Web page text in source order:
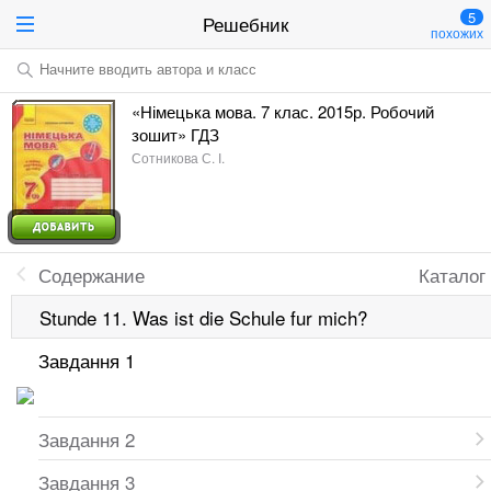
Решебник 5
похожих
Начните вводить автора и класс
«Німецька мова. 7 клас. 2015р. Робочий
зошит» ГДЗ
Сотникова С. І.
Каталог
Содержание
Stunde 11. Was ist die Schule fur mich?
Завдання 1
Завдання 2
Завдання 3